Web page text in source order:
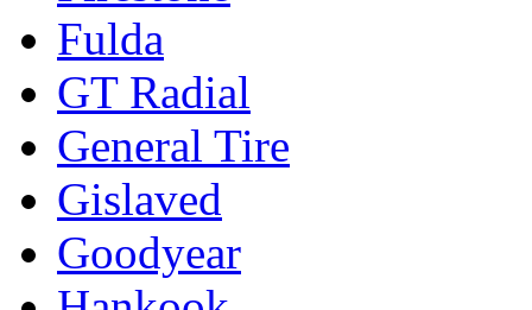
Fulda
GT Radial
General Tire
Gislaved
Goodyear